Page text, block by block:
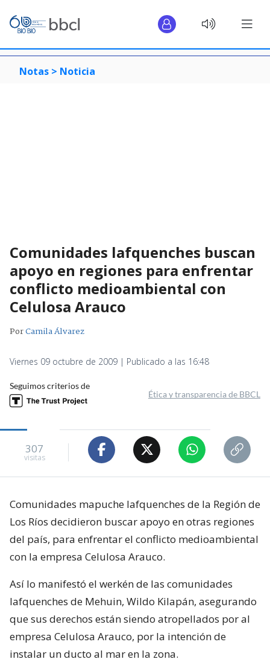
Notas > Noticia
Comunidades lafquenches buscan
apoyo en regiones para enfrentar
conflicto medioambiental con
Celulosa Arauco
PorCamila Álvarez
Viernes 09 octubre de 2009 | Publicado a las 16:48
Seguimos criterios de
Ética y transparencia de BBCL
307
visitas
Comunidades mapuche lafquenches de la Región de
Los Ríos decidieron buscar apoyo en otras regiones
del país, para enfrentar el conflicto medioambiental
con la empresa Celulosa Arauco.
Así lo manifestó el werkén de las comunidades
lafquenches de Mehuin, Wildo Kilapán, asegurando
que sus derechos están siendo atropellados por al
empresa Celulosa Arauco, por la intención de
instalar un ducto al mar en la zona.